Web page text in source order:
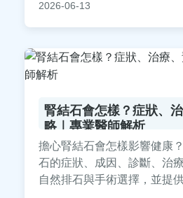
驗與醫學知識，適合所有受
者。
2026-06-13
腎結石會怎樣？症狀、
略｜專業醫師解析
擔心腎結石會怎樣影響健康
石的症狀、成因、診斷、治
自然排石與手術選擇，並提